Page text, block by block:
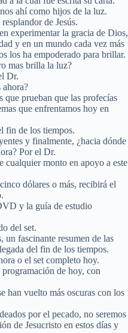
ahí como hijos de la luz.
de Jesús.
experimentar la gracia de Dios,
y en un mundo cada vez más
los ha empoderado para brillar.
mas brilla la luz?
Dr.
ahora?
que prueban que las profecías
que enfrentamos hoy en
fin de los tiempos.
y finalmente, ¿hacia dónde
Por el Dr.
cualquier monto en apoyo a este
dólares o más, recibirá el
y la guía de estudio
del set.
fascinante resumen de las
del fin de los tiempos.
o el set completo hoy.
de hoy, con
han vuelto más oscuras con los
por el pecado, no seremos
de Jesucristo en estos días y